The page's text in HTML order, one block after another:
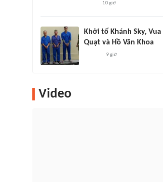
10 giờ
Khởi tố Khánh Sky, Vua
Quạt và Hồ Văn Khoa
9 giờ
Video